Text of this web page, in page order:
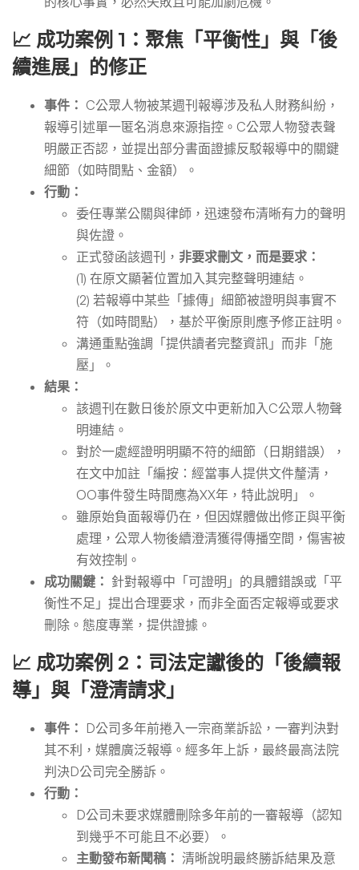
📈 成功案例 1：聚焦「平衡性」與「後
續進展」的修正
事件： C公眾人物被某週刊報導涉及私人財務糾紛，
報導引述單一匿名消息來源指控。C公眾人物發表聲
明嚴正否認，並提出部分書面證據反駁報導中的關鍵
細節（如時間點、金額）。
行動：
委任專業公關與律師，迅速發布清晰有力的聲明
與佐證。
正式發函該週刊， 非要求刪文，而是要求：
(1) 在原文顯著位置加入其完整聲明連結。
(2) 若報導中某些「據傳」細節被證明與事實不
符（如時間點），基於平衡原則應予修正註明。
溝通重點強調「提供讀者完整資訊」而非「施
壓」。
結果：
該週刊在數日後於原文中更新加入C公眾人物聲
明連結。
對於一處經證明明顯不符的細節（日期錯誤），
在文中加註「編按：經當事人提供文件釐清，
OO事件發生時間應為XX年，特此說明」。
雖原始負面報導仍在，但因媒體做出修正與平衡
處理，公眾人物後續澄清獲得傳播空間，傷害被
有效控制。
成功關鍵： 針對報導中「可證明」的具體錯誤或「平
衡性不足」提出合理要求，而非全面否定報導或要求
刪除。態度專業，提供證據。
📈 成功案例 2：司法定讞後的「後續報
導」與「澄清請求」
事件： D公司多年前捲入一宗商業訴訟，一審判決對
其不利，媒體廣泛報導。經多年上訴，最終最高法院
判決D公司完全勝訴。
行動：
D公司未要求媒體刪除多年前的一審報導（認知
到幾乎不可能且不必要）。
主動發布新聞稿： 清晰說明最終勝訴結果及意